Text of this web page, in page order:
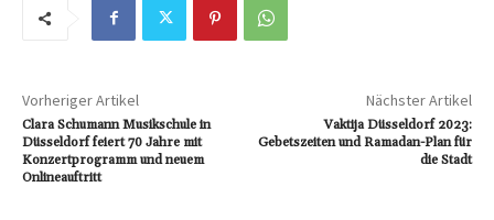
Vorheriger Artikel
Clara Schumann Musikschule in
Düsseldorf feiert 70 Jahre mit
Konzertprogramm und neuem
Onlineauftritt
Nächster Artikel
Vaktija Düsseldorf 2023:
Gebetszeiten und Ramadan-Plan für
die Stadt